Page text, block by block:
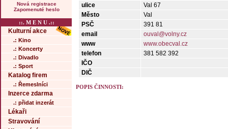
Nová registrace
Zapomenuté heslo
::. M E N U .::
Kulturní akce
.: Kino
.: Koncerty
.: Divadlo
.: Sport
Katalog firem
.: Řemeslníci
Inzerce zdarma
.: přidat inzerát
Lékaři
Stravování
ulice
Val 67
Město
Val
PSČ
391 81
email
ouval@volny.cz
www
www.obecval.cz
telefon
381 582 392
IČO
DIČ
POPIS ČINNOSTI: